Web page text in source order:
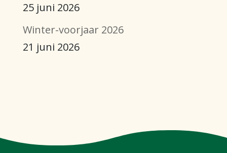
25 juni 2026
Winter-voorjaar 2026
21 juni 2026